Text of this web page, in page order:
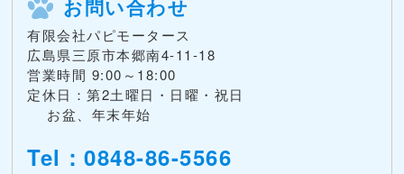
お問い合わせ
有限会社パピモータース
広島県三原市本郷南4-11-18
営業時間 9:00～18:00
定休日：第2土曜日・日曜・祝日
お盆、年末年始
Tel：0848-86-5566